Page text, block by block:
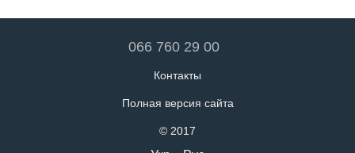
066 760 29 00
Контакты
Полная версия сайта
© 2017